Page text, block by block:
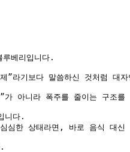
베리입니다.
”라기보다 말씀하신 것처럼 대
가 아니라 폭주를 줄이는 구조를
니다.
심한 상태라면, 바로 음식 대